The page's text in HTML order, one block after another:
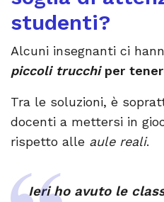
studenti?
Alcuni insegnanti ci
piccoli trucchiper
Tra le soluzioni, è
docenti a mettersi in
rispetto alle aule reali.
Ieri ho avuto le